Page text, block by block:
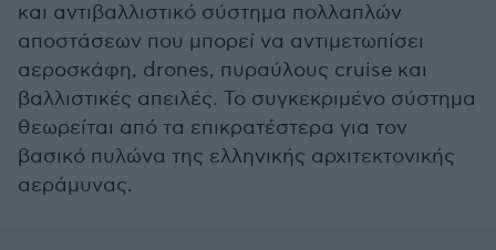
και αντιβαλλιστικό σύστημα πολλαπλών
αποστάσεων που μπορεί να αντιμετωπίσει
αεροσκάφη, drones, πυραύλους cruise και
βαλλιστικές απειλές. Το συγκεκριμένο σύστημα
θεωρείται από τα επικρατέστερα για τον
βασικό πυλώνα της ελληνικής αρχιτεκτονικής
αεράμυνας.